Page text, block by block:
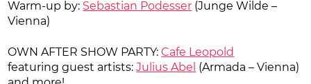
Warm-up by: Sebastian Podesser (Junge Wilde –
Vienna)
OWN AFTER SHOW PARTY:Cafe Leopold
featuring guest artists:Julius Abel
(Armada – Vienna)